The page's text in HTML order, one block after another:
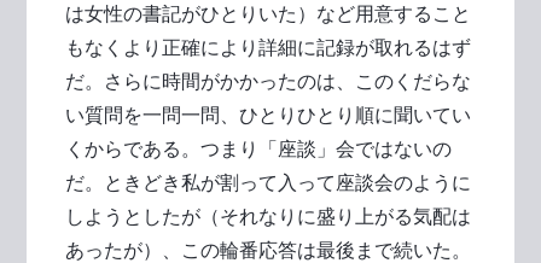
は女性の書記がひとりいた）など用意すること
もなくより正確により詳細に記録が取れるはず
だ。さらに時間がかかったのは、このくだらな
い質問を一問一問、ひとりひとり順に聞いてい
くからである。つまり「座談」会ではないの
だ。ときどき私が割って入って座談会のように
しようとしたが（それなりに盛り上がる気配は
あったが）、この輪番応答は最後まで続いた。